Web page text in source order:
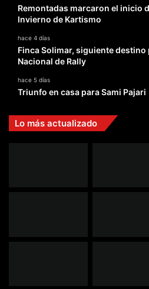
Remontadas marcaron el inicio
Invierno de Kartismo
hace 4 días
Finca Solimar, siguiente destino
Nacional de Rally
hace 5 días
Triunfo en casa para Sami Pajari
Lo más actualizado